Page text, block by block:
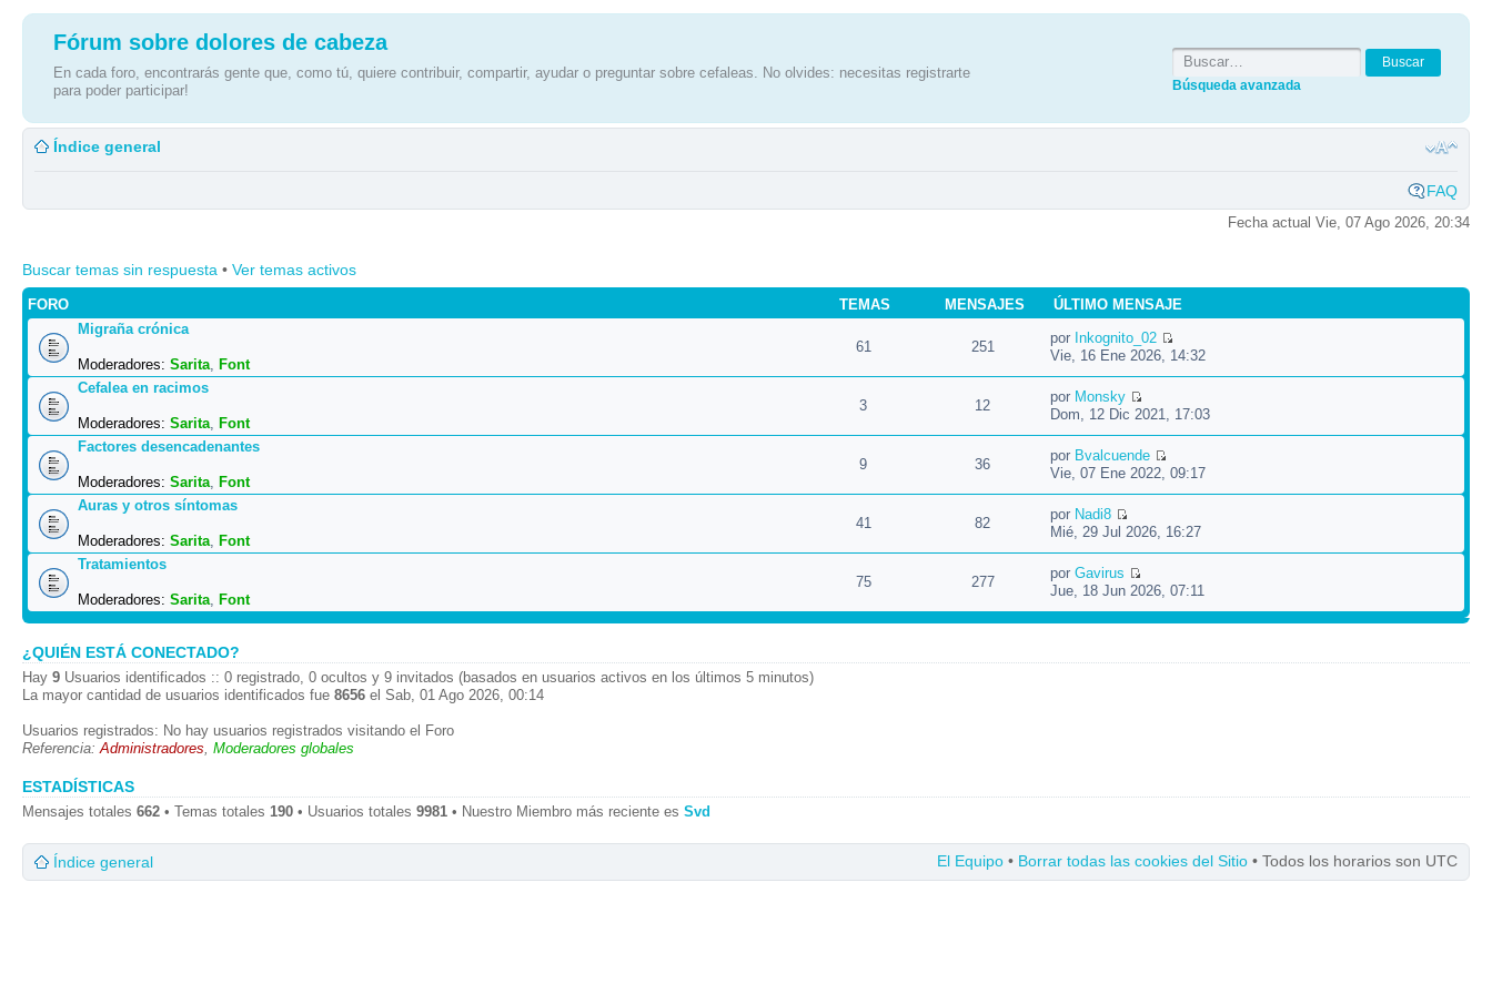
Fórum sobre dolores de cabeza
En cada foro, encontrarás gente que, como tú, quiere contribuir, compartir, ayudar o preguntar sobre cefaleas. No olvides: necesitas registrarte
para poder participar!
Búsqueda avanzada
Índice general
FAQ
Fecha actual Vie, 07 Ago 2026, 20:34
Buscar temas sin respuesta • Ver temas activos
FORO TEMAS MENSAJES
ÚLTIMO MENSAJE
Migraña crónica
Moderadores: Sarita, Font
61 251
por Inkognito_02
Vie, 16 Ene 2026, 14:32
Cefalea en racimos
Moderadores: Sarita, Font
3 12
por Monsky
Dom, 12 Dic 2021, 17:03
Factores desencadenantes
Moderadores: Sarita, Font
9 36
por Bvalcuende
Vie, 07 Ene 2022, 09:17
Auras y otros síntomas
Moderadores: Sarita, Font
41 82
por Nadi8
Mié, 29 Jul 2026, 16:27
Tratamientos
Moderadores: Sarita, Font
75 277
porGavirus
Jue, 18 Jun 2026, 07:11
¿QUIÉN ESTÁ CONECTADO?
Hay 9 Usuarios identificados :: 0 registrado, 0 ocultos y 9 invitados (basados en usuarios activos en los últimos 5 minutos)
La mayor cantidad de usuarios identificados fue 8656 el Sab, 01 Ago 2026, 00:14
Usuarios registrados: No hay usuarios registrados visitando el Foro
Referencia:Administradores, Moderadores globales
ESTADÍSTICAS
Mensajes totales 662 • Temas totales 190 • Usuarios totales 9981 • Nuestro Miembro más reciente es Svd
Índice general El Equipo • Borrar todas las cookies del Sitio • Todos los horarios son UTC